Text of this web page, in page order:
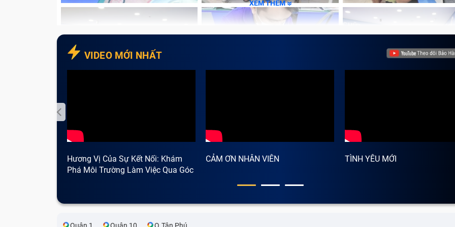
XEM THÊM
VIDEO MỚI NHẤT
Hương Vị Của Sự Kết Nối: Khám
Phá Môi Trường Làm Việc Qua Góc
CẢM ƠN NHÂN VIÊN TÌNH YÊU MỚI
Quận 1 Quận 10 Q.Tân Phú